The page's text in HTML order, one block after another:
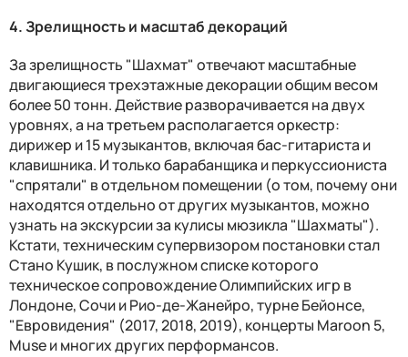
4. Зрелищность и масштаб декораций
За зрелищность "Шахмат" отвечают масштабные
двигающиеся трехэтажные декорации общим весом
более 50 тонн. Действие разворачивается на двух
уровнях, а на третьем располагается оркестр:
дирижер и 15 музыкантов, включая бас-гитариста и
клавишника. И только барабанщика и перкуссиониста
"спрятали" в отдельном помещении (о том, почему они
находятся отдельно от других музыкантов, можно
узнать на экскурсии за кулисы мюзикла "Шахматы").
Кстати, техническим супервизором постановки стал
Стано Кушик, в послужном списке которого
техническое сопровождение Олимпийских игр в
Лондоне, Сочи и Рио-де-Жанейро, турне Бейонсе,
"Евровидения" (2017, 2018, 2019), концерты Maroon 5,
Muse и многих других перформансов.